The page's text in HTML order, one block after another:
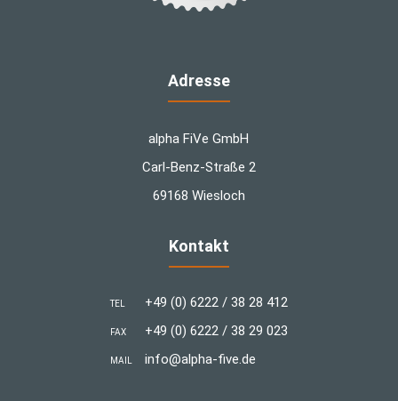
Adresse
alpha FiVe GmbH
Carl-Benz-Straße 2
69168 Wiesloch
Kontakt
TEL +49 (0) 6222 / 38 28 412
FAX +49 (0) 6222 / 38 29 023
MAIL info@alpha-five.de